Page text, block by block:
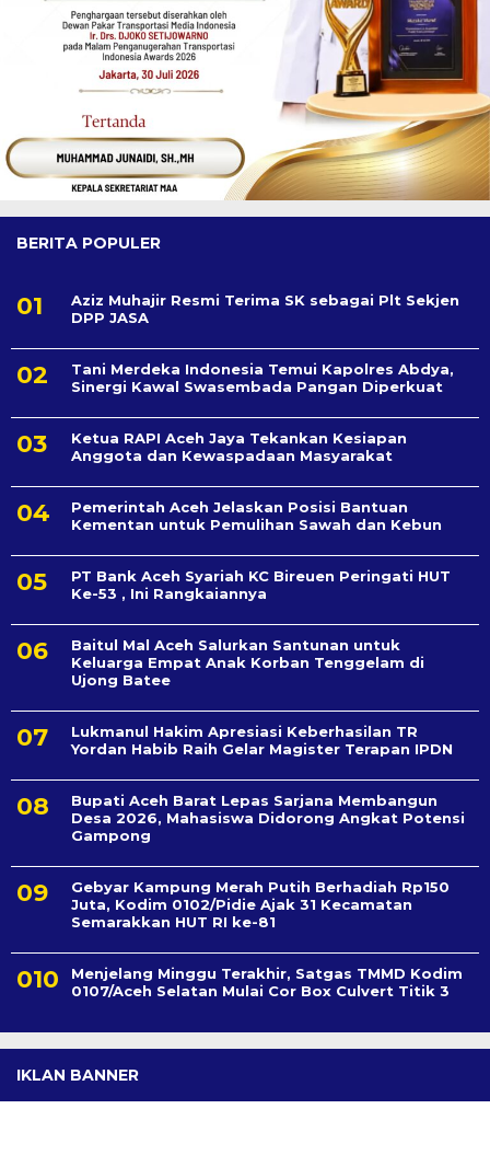
BERITA POPULER
Aziz Muhajir Resmi Terima SK sebagai Plt Sekjen
DPP JASA
Tani Merdeka Indonesia Temui Kapolres Abdya,
Sinergi Kawal Swasembada Pangan Diperkuat
Ketua RAPI Aceh Jaya Tekankan Kesiapan
Anggota dan Kewaspadaan Masyarakat
Pemerintah Aceh Jelaskan Posisi Bantuan
Kementan untuk Pemulihan Sawah dan Kebun
PT Bank Aceh Syariah KC Bireuen Peringati HUT
Ke-53 , Ini Rangkaiannya
Baitul Mal Aceh Salurkan Santunan untuk
Keluarga Empat Anak Korban Tenggelam di
Ujong Batee
Lukmanul Hakim Apresiasi Keberhasilan TR
Yordan Habib Raih Gelar Magister Terapan IPDN
Bupati Aceh Barat Lepas Sarjana Membangun
Desa 2026, Mahasiswa Didorong Angkat Potensi
Gampong
Gebyar Kampung Merah Putih Berhadiah Rp150
Juta, Kodim 0102/Pidie Ajak 31 Kecamatan
Semarakkan HUT RI ke-81
Menjelang Minggu Terakhir, Satgas TMMD Kodim
0107/Aceh Selatan Mulai Cor Box Culvert Titik 3
IKLAN BANNER